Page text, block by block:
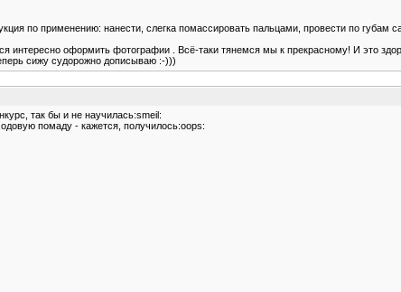
по применению: нанести, слегка помассировать пальцами, провести по
интересно оформить фотографии . Всё-таки тянемся мы к прекрасному! И это
сижу судорожно дописываю :-)))
так бы и не научилась:smeil:
помаду - кажется, получилось:oops: